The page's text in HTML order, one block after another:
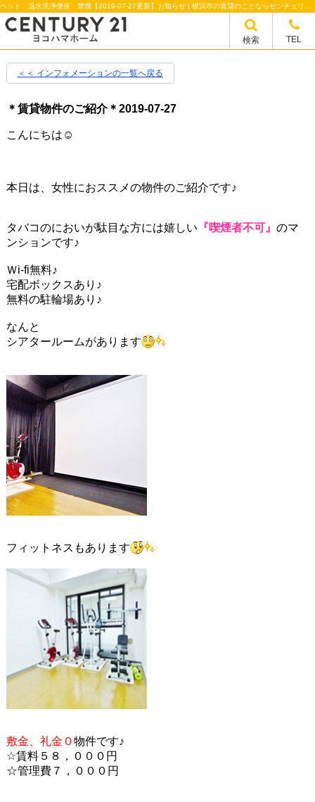
検索 TEL
＜＜ インフォメーションの一覧へ戻る
＊賃貸物件のご紹介＊ 2019-07-27
こんにちは☺
本日は、女性におススメの物件のご紹介です♪
タバコのにおいが駄目な方には嬉しい 『喫煙者不可』 のマ
ンションです♪
Ｗi-fi無料♪
宅配ボックスあり♪
無料の駐輪場あり♪
なんと
シアタールームがあります
フィットネスもあります
敷金、礼金０物件です♪
☆賃料５８，０００円
☆管理費７，０００円